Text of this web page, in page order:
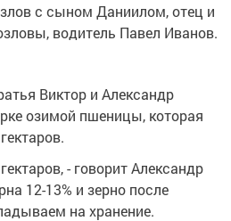
с сыном Даниилом, отец и
водитель Павел Иванов.
Виктор и Александр
озимой пшеницы, которая
- говорит Александр
12-13% и зерно после
на хранение.